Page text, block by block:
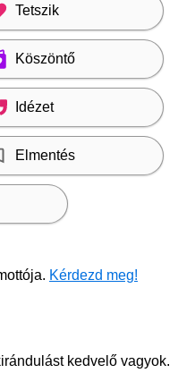
Tetszik
Köszöntő
Idézet
Elmentés
Kérdezd meg!
kedvelő vagyok.